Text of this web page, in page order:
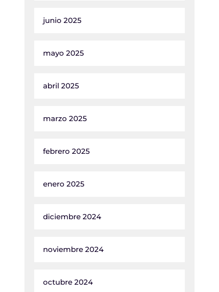
junio 2025
mayo 2025
abril 2025
marzo 2025
febrero 2025
enero 2025
diciembre 2024
noviembre 2024
octubre 2024